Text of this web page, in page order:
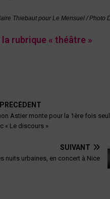
Thiebaut pour Le Mensuel / Photo
rubrique « théâtre »
PRÉCÉDENT
Astier monte pour la 1ère fois
« Le discours »
SUIVANT
nuits urbaines, en concert à Nice